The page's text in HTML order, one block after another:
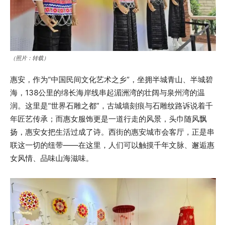
（照片：转载）
惠安，作为“中国民间文化艺术之乡”，坐拥半城青山、半城碧
海，138公里的绵长海岸线串起湄洲湾的壮阔与泉州湾的温
润。这里是“世界石雕之都”，古城墙刻痕与石雕纹路诉说着千
年匠艺传承；而惠女服饰更是一道行走的风景，头巾随风飘
扬，惠安女把生活过成了诗。西街的惠安城市会客厅，正是串
联这一切的纽带——在这里，人们可以触摸千年文脉、邂逅惠
女风情、品味山海滋味。